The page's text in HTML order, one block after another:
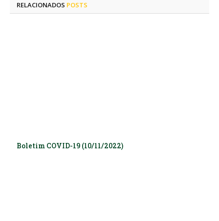
RELACIONADOS POSTS
Boletim COVID-19 (10/11/2022)